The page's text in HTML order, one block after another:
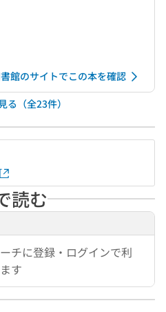
館のサイトでこの本を確認
る（全23件）
読む
チに登録・ログインで利
す